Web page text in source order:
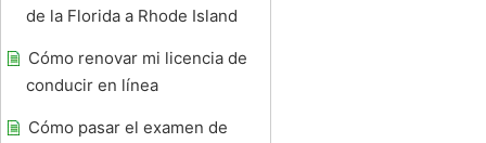
de la Florida a Rhode Island
Cómo renovar mi licencia de
conducir en línea
Cómo pasar el examen de